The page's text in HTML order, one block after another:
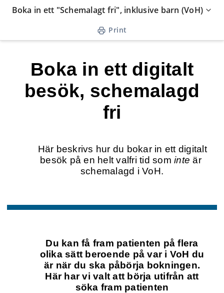
Skip
Boka in ett "Schemalagt fri", inklusive barn (VoH)
Print
Boka in ett digitalt
besök, schemalagd
fri
besök på en helt valfri tid som inte är
schemalagd i VoH.
Du kan få fram patienten på flera
olika sätt beroende på var i VoH du
är när du ska påbörja bokningen.
Här har vi valt att börja utifrån att
söka fram patienten